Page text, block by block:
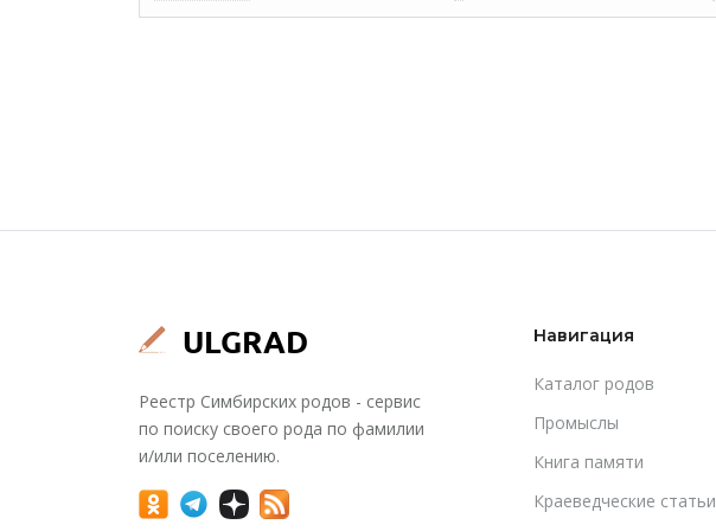
Реестр Симбирских родов - сервис
по поиску своего рода по фамилии
и/или поселению.
Навигация
Каталог родов
Промыслы
Книга памяти
Краеведческие статьи